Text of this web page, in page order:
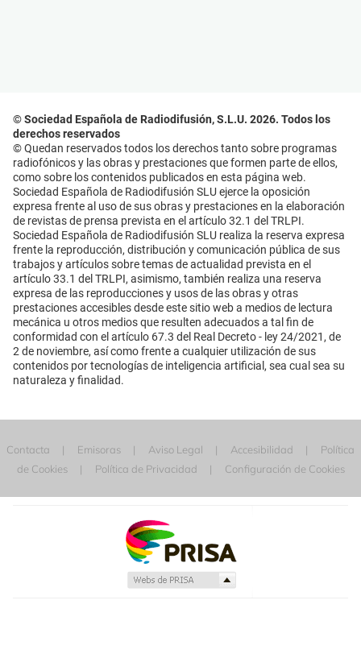
© Sociedad Española de Radiodifusión, S.L.U. 2026. Todos los
derechos reservados
© Quedan reservados todos los derechos tanto sobre programas
radiofónicos y las obras y prestaciones que formen parte de ellos,
como sobre los contenidos publicados en esta página web.
Sociedad Española de Radiodifusión SLU ejerce la oposición
expresa frente al uso de sus obras y prestaciones en la elaboración
de revistas de prensa prevista en el artículo 32.1 del TRLPI.
Sociedad Española de Radiodifusión SLU realiza la reserva expresa
frente la reproducción, distribución y comunicación pública de sus
trabajos y artículos sobre temas de actualidad prevista en el
artículo 33.1 del TRLPI, asimismo, también realiza una reserva
expresa de las reproducciones y usos de las obras y otras
prestaciones accesibles desde este sitio web a medios de lectura
mecánica u otros medios que resulten adecuados a tal fin de
conformidad con el artículo 67.3 del Real Decreto - ley 24/2021, de
2 de noviembre, así como frente a cualquier utilización de sus
contenidos por tecnologías de inteligencia artificial, sea cual sea su
naturaleza y finalidad.
Contacta Emisoras Aviso Legal Accesibilidad
Política
de Cookies
Política de Privacidad Configuración de Cookies